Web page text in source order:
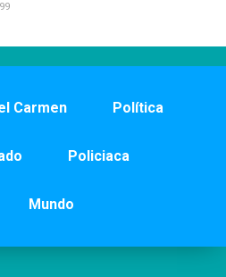
Carmen Política
Policiaca
Mundo